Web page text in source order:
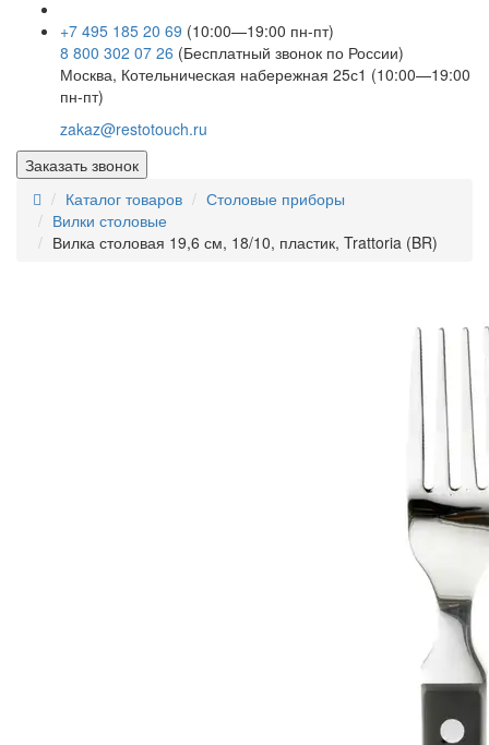
+7 495 185 20 69 (10:00—19:00 пн-пт)
8 800 302 07 26 (Бесплатный звонок по России)
Москва, Котельническая набережная 25с1 (10:00—19:00
пн-пт)
zakaz@restotouch.ru
Заказать звонок
Каталог товаров
Столовые приборы
Вилки столовые
Вилка столовая 19,6 см, 18/10, пластик, Trattoria (BR)